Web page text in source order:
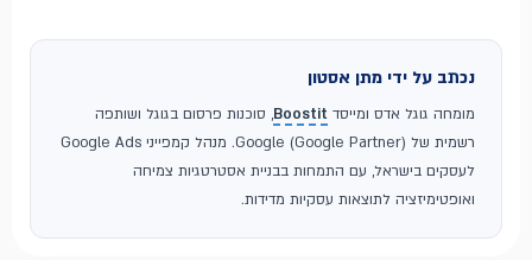
נכתב על ידי מתן אסטון
מומחה גוגל אדס ומייסד Boostit, סוכנות פרסום בגוגל ושותפה
רשמית של Google (Google Partner). מנהל קמפייני Google Ads
לעסקים בישראל, עם התמחות בבניית אסטרטגיות צמיחה
ואופטימיזציה לתוצאות עסקיות מדידות.